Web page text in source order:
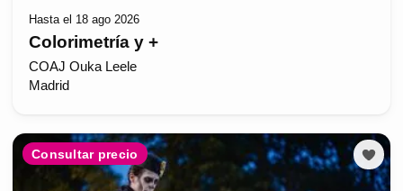
Hasta el 18 ago 2026
Colorimetría y +
COAJ Ouka Leele
Madrid
Consultar precio